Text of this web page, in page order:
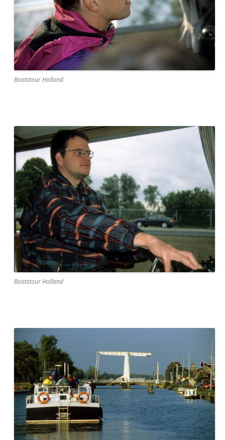
Bootstour Holland
Bootstour Holland